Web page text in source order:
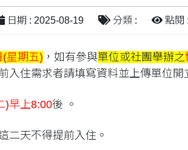
日期 : 2025-08-19 分類 : 點閱
(星期五) ，如有參與單位或社團舉辦之
入住需求者請填寫資料並上傳單位開
)早上8:00後 。
二天不得提前入住。